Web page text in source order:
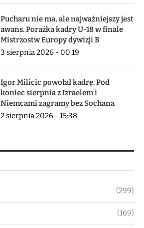
Pucharu nie ma, ale najważniejszy jest
awans. Porażka kadry U-18 w finale
Mistrzostw Europy dywizji B
3 sierpnia 2026 - 00:19
Igor Milicic powołał kadrę. Pod
koniec sierpnia z Izraelem i
Niemcami zagramy bez Sochana
2 sierpnia 2026 - 15:38
(299)
(169)